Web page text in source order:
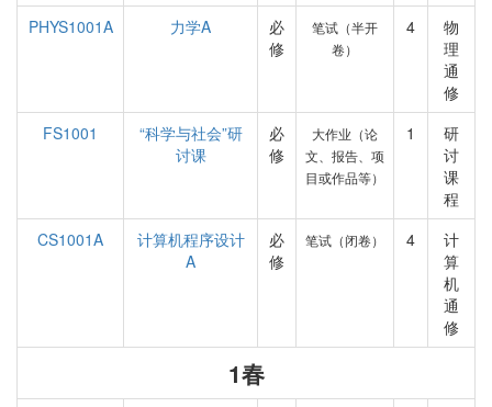
PHYS1001A
力学A
必
修
笔试（半开
卷）
4
物
理
通
修
FS1001
“科学与社会”研
讨课
必
修
大作业（论
文、报告、项
目或作品等）
1
研
讨
课
程
CS1001A
计算机程序设计
A
必
修
笔试（闭卷） 4
计
算
机
通
修
1春